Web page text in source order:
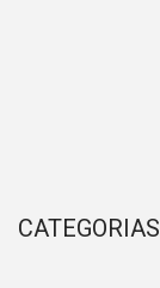
CATEGORIAS